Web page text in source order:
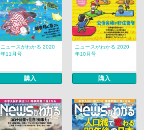
ニュースがわかる 2020
年11月号
購入
ニュースがわかる 2020
年10月号
購入